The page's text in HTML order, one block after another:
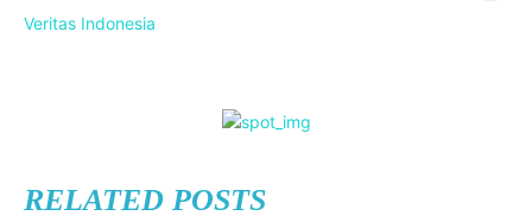
Veritas Indonesia
RELATED POSTS